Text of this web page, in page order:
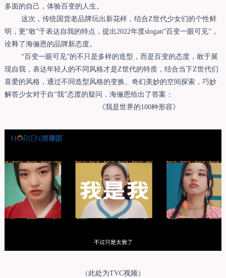
多面的自己，体验百变的人生。
这次，传统国货老品牌玩出新花样，结合Z世代少女们的个性鲜
明，更“敢”于表达自我的特点，提出2022年度slogan“百变一眼可见”，
诠释了海俪恩的品牌新态度。
“百变一眼可见”的不只是多样的造型，而是百变的态度，敢于展
现自我，表达年轻人的不同风格才是Z世代的特质，结合当下Z世代们
喜爱的风格，通过不同造型风格的变换、奇幻美妙的空间探索，巧妙
解答少女对于自“我”态度的疑问，海俪恩给出了答案：
《我是世界的100种形容》
（此处为TVC视频）